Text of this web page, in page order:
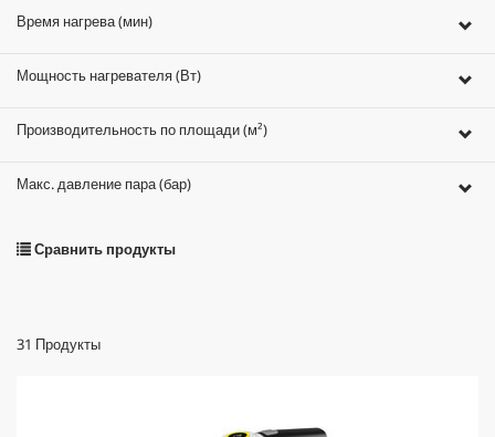
Время нагрева (мин)
Мощность нагревателя (Вт)
Производительность по площади (м²)
Макс. давление пара (бар)
Сравнить продукты
31 Продукты